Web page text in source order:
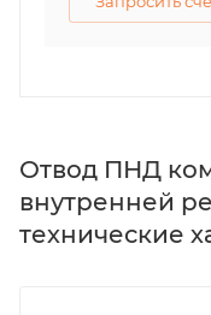
Отвод ПНД
внутренней
технические